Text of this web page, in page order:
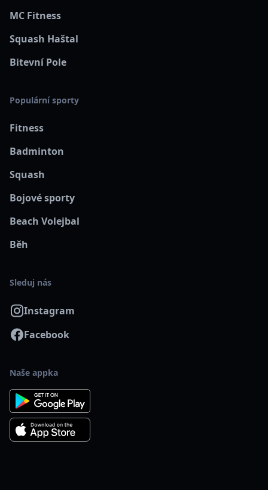
MC Fitness
Squash Haštal
Bitevní Pole
Populární sporty
Fitness
Badminton
Squash
Bojové sporty
Beach Volejbal
Běh
Sleduj nás
Instagram
Facebook
Naše appka